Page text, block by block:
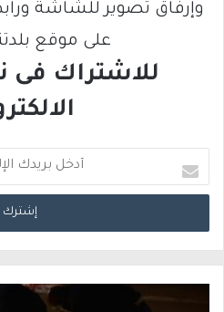
وإرفاق تصوير للشاشة
على موقع
للاشتراك فى
د
خ